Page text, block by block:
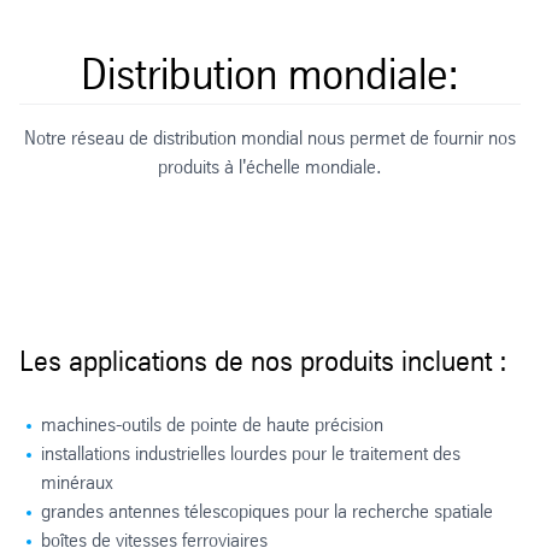
Distribution mondiale:
Notre réseau de distribution mondial nous permet de fournir nos
produits à l'échelle mondiale.
Les applications de nos produits incluent :
machines-outils de pointe de haute précision
installations industrielles lourdes pour le traitement des
minéraux
grandes antennes télescopiques pour la recherche spatiale
boîtes de vitesses ferroviaires